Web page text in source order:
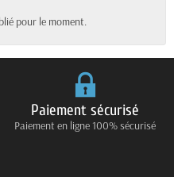
pour le moment.
Paiement sécurisé
Paiement en ligne 100% sécurisé